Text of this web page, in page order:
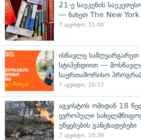
21-ე საუკუნის
— ნახეთ The New York
7 აგვისტო, 11:00
ისწავლე
სტიპენდიით —
საერთაშორისო
7 აგვისტო, 10:57
აგვისტოს ომიდან 18
ევროპული
უწყებების განცხადებები
7 აგვისტო, 10:39